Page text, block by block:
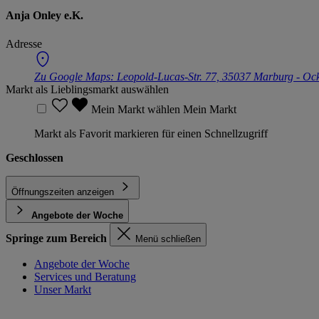
Anja Onley e.K.
Adresse
Zu Google Maps: Leopold-Lucas-Str. 77, 35037 Marburg -
Markt als Lieblingsmarkt auswählen
Mein Markt wählen Mein Markt
Markt als Favorit markieren für einen Schnellzugriff
Geschlossen
Öffnungszeiten anzeigen
Angebote der Woche
Springe zum Bereich Menü schließen
Angebote der Woche
Services und Beratung
Unser Markt